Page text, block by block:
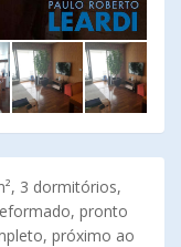
3 dormitórios,
pronto
próximo ao